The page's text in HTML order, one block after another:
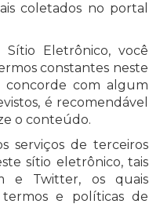
coletados no portal
Eletrônico, você
constantes neste
concorde com algum
é recomendável
o conteúdo.
serviços de terceiros
sítio eletrônico, tais
e Twitter, os quais
e políticas de